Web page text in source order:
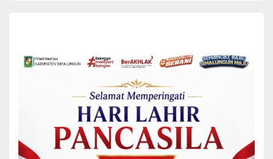
Radiapoh Hasiholan Sinaga mengatakan bahwa mencegah
stunting itu dimulai dari kandungan, untuk itu kepada para ibu
hamil diharapkan untuk mengkomsumsi makanan-makanan yang
sehat, seperti sayuran dan buah-buahan. Pemberian asupan sehat
dan pola asuh yang baik penting dalam pencegahan stunting.
“Asupan gizi yang sehat tidak perlu mahal. Pengalaman saya
sendiri, anak saya tidak pernah diberikan susu tapi bisa bersekolah
tinggi karena diberikan makanan yang bergizi dan tidak
mahal,”jelasnya